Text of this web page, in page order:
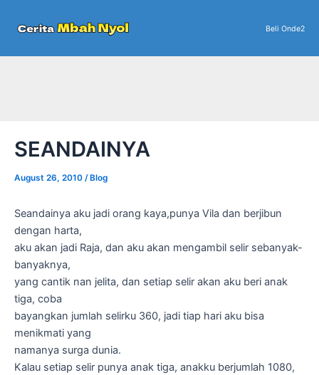
Beli Onde2
SEANDAINYA
August 26, 2010 /Blog
Seandainya aku jadi orang kaya,punya Vila dan berjibun
dengan harta,
aku akan jadi Raja, dan aku akan mengambil selir sebanyak-
banyaknya,
yang cantik nan jelita, dan setiap selir akan aku beri anak
tiga, coba
bayangkan jumlah selirku 360, jadi tiap hari aku bisa
menikmati yang
namanya surga dunia.
Kalau setiap selir punya anak tiga, anakku berjumlah 1080,